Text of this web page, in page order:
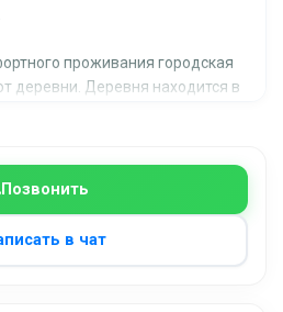
Позвонить
в чат
проживания городская
деревни. Деревня находится в
каждый день.